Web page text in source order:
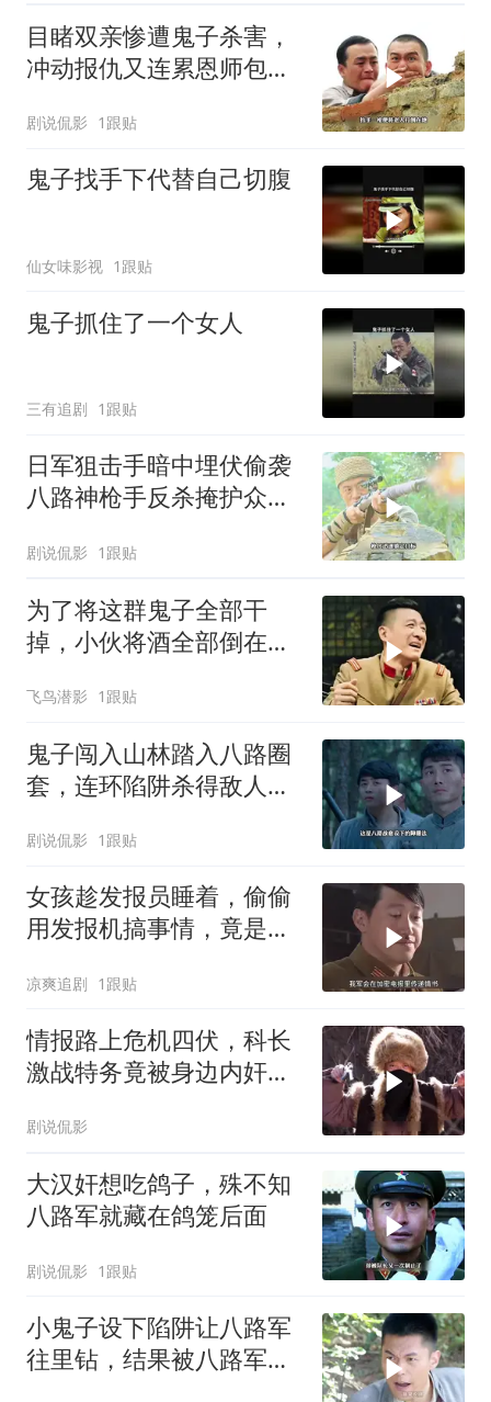
目睹双亲惨遭鬼子杀害，
冲动报仇又连累恩师包疙
剧说侃影 1跟贴
鬼子找手下代替自己切腹
仙女味影视 1跟贴
鬼子抓住了一个女人
三有追剧 1跟贴
日军狙击手暗中埋伏偷袭
八路神枪手反杀掩护众人
剧说侃影 1跟贴
为了将这群鬼子全部干
掉，小伙将酒全部倒在了
飞鸟潜影 1跟贴
鬼子闯入山林踏入八路圈
套，连环陷阱杀得敌人落
剧说侃影 1跟贴
女孩趁发报员睡着，偷偷
用发报机搞事情，竟是为
凉爽追剧 1跟贴
情报路上危机四伏，科长
激战特务竟被身边内奸暗
剧说侃影
大汉奸想吃鸽子，殊不知
八路军就藏在鸽笼后面
剧说侃影 1跟贴
小鬼子设下陷阱让八路军
往里钻，结果被八路军团